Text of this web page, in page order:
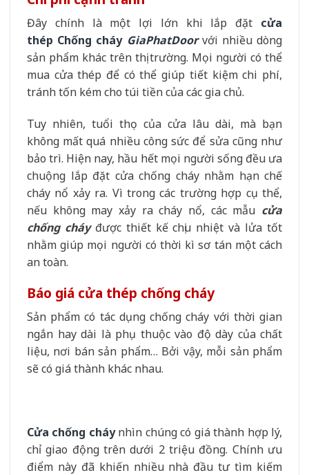
Đây chính là một lợi lớn khi lắp đặt cửa
thép Chống cháy GiaPhatDoor với nhiều dòng
sản phẩm khác trên thị trường. Mọi người có thể
mua cửa thép để có thể giúp tiết kiệm chi phí,
tránh tốn kém cho túi tiền của các gia chủ.
Tuy nhiên, tuổi thọ của cửa lâu dài, mà bạn
không mất quá nhiều công sức để sửa cũng như
bảo trì. Hiện nay, hầu hết mọi người sống đều ưa
chuộng lắp đặt cửa chống cháy nhằm hạn chế
cháy nổ xảy ra. Vì trong các trường hợp cụ thể,
nếu không may xảy ra cháy nổ, các mẫu cửa
chống cháyđược thiết kế chịu nhiệt và lửa tốt
nhằm giúp mọi người có thời kì sơ tán một cách
an toàn.
Báo giá cửa thép chống cháy
Sản phẩm có tác dụng chống cháy với thời gian
ngắn hay dài là phụ thuộc vào độ dày của chất
liệu, nơi bán sản phẩm… Bởi vậy, mỗi sản phẩm
sẽ có giá thành khác nhau.
Cửa chống cháynhìn chúng có giá thành hợp lý,
chỉ giao động trên dưới 2 triệu đồng. Chính ưu
điểm này đã khiến nhiều nhà đầu tư tìm kiếm